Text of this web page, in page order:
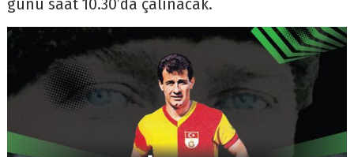
günü saat 10.30’da çalınacak.